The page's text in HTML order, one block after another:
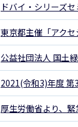
ドバイ・シリーズ
東京都主催「アク
公益社団法人 国土
2021(令和3)年度
厚生労働省より、